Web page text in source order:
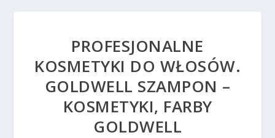
PROFESJONALNE
KOSMETYKI DO WŁOSÓW.
GOLDWELL SZAMPON –
KOSMETYKI, FARBY
GOLDWELL